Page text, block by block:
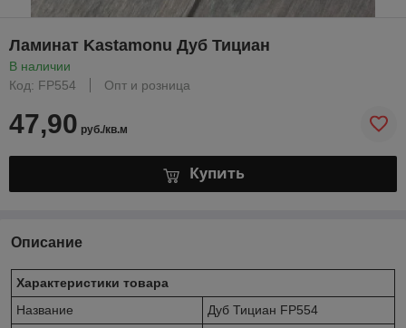
Ламинат Kastamonu Дуб Тициан
В наличии
Код: FP554
Опт и розница
47,90 руб./кв.м
Купить
Описание
Характеристики товара
Название
Дуб Тициан FP554